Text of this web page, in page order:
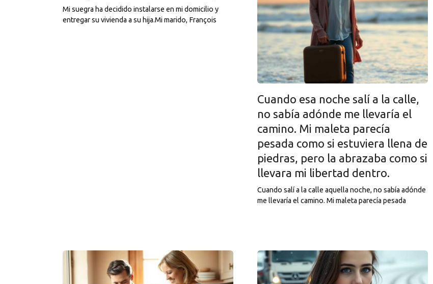
Mi suegra ha decidido instalarse en mi domicilio y
entregar su vivienda a su hija.Mi marido, François
Cuando esa noche salí a la calle,
no sabía adónde me llevaría el
camino. Mi maleta parecía
pesada como si estuviera llena de
piedras, pero la abrazaba como si
llevara mi libertad dentro.
Cuando salí a la calle aquella noche, no sabía adónde
me llevaría el camino. Mi maleta parecía pesada